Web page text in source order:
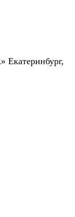
Екатеринбург,